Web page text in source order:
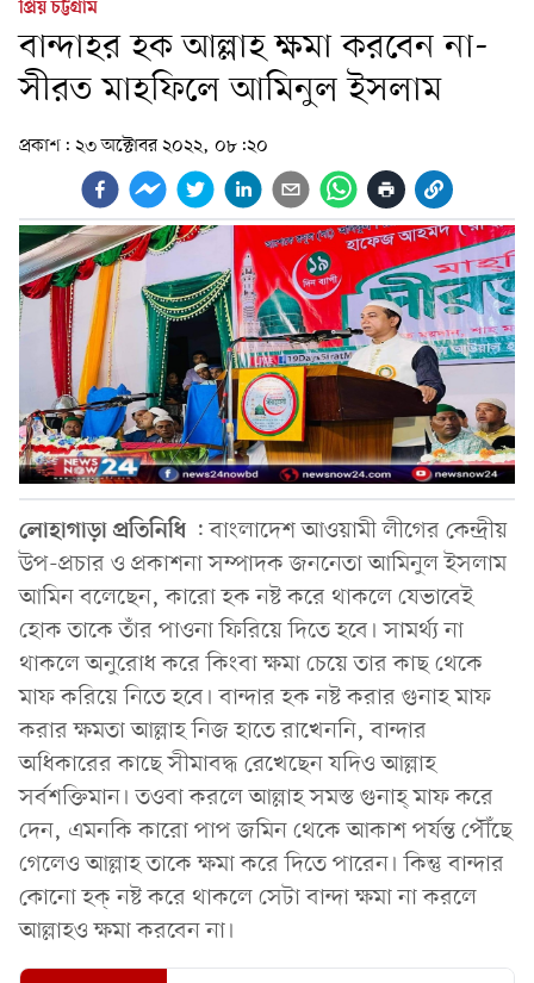
প্রিয় চট্টগ্রাম
বান্দাহর হক আল্লাহ ক্ষমা করবেন না-
সীরত মাহফিলে আমিনুল ইসলাম
প্রকাশ: ২৩ অক্টোবর ২০২২, ০৮:২০
লোহাগাড়াপ্রতিনিধি : বাংলাদেশ আওয়ামী লীগের কেন্দ্রীয়
উপ-প্রচার ও প্রকাশনা সম্পাদক জননেতা আমিনুল ইসলাম
আমিন বলেছেন, কারো হক নষ্ট করে থাকলে যেভাবেই
হোক তাকে তাঁর পাওনা ফিরিয়ে দিতে হবে। সামর্থ্য না
থাকলে অনুরোধ করে কিংবা ক্ষমা চেয়ে তার কাছ থেকে
মাফ করিয়ে নিতে হবে। বান্দার হক নষ্ট করার গুনাহ মাফ
করার ক্ষমতা আল্লাহ নিজ হাতে রাখেননি, বান্দার
অধিকারের কাছে সীমাবদ্ধ রেখেছেন যদিও আল্লাহ
সর্বশক্তিমান। তওবা করলে আল্লাহ সমস্ত গুনাহ্ মাফ করে
দেন, এমনকি কারো পাপ জমিন থেকে আকাশ পর্যন্ত পৌঁছে
গেলেও আল্লাহ তাকে ক্ষমা করে দিতে পারেন। কিন্তু বান্দার
কোনো হক্ নষ্ট করে থাকলে সেটা বান্দা ক্ষমা না করলে
আল্লাহও ক্ষমা করবেন না।